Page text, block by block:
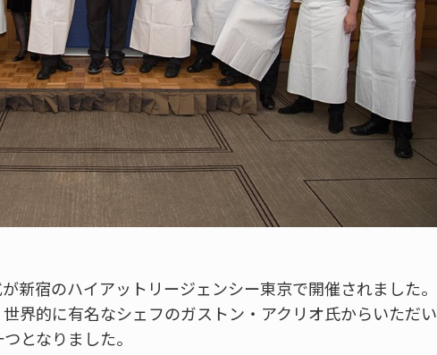
新宿のハイアットリージェンシー東京で開催されました。
界的に有名なシェフのガストン・アクリオ氏からいただい
となりました。